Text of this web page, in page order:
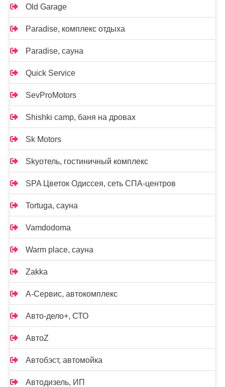
Old Garage
Paradise, комплекс отдыха
Paradise, сауна
Quick Service
SevProMotors
Shishki camp, баня на дровах
Sk Motors
Skyотель, гостиничный комплекс
SPA Цветок Одиссея, сеть СПА-центров
Tortuga, сауна
Vamdodoma
Warm place, сауна
Zakka
А-Сервис, автокомплекс
Авто-дело+, СТО
АвтоZ
Автобэст, автомойка
Автодизель, ИП